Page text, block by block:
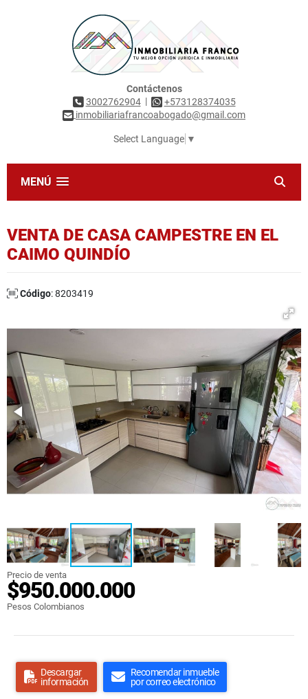
Contáctenos
3002762904|
+573128374035
inmobiliariafrancoabogado@gmail.com
Select Language ▼
MENÚ
VENTA DE CASA CAMPESTRE EN EL
CAIMO QUINDÍO
Código: 8203419
Precio de venta
$950.000.000
Pesos Colombianos
Descargar
información
Recomendar inmueble
por correo electrónico